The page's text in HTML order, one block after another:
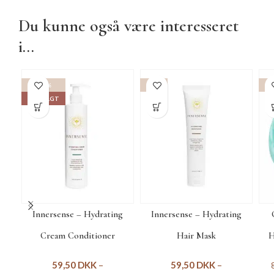
Du kunne også være interesseret
i...
-15%
UDSOLGT
Innersense – Hydrating
Cream Conditioner
59,50 DKK –
-15%
Innersense – Hydrating
Hair Mask
59,50 DKK –
-